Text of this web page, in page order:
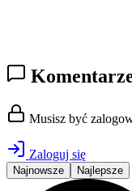
Musisz być
Zaloguj się
Najnowsze Najlepsze